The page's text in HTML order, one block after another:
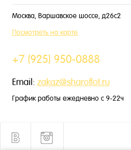
Москва, Варшавское шоссе, д26с2
Посмотреть на карте
+7 (925) 950-0888
Email: zakaz@sharoflot.ru
График работы ежедневно с 9-22ч